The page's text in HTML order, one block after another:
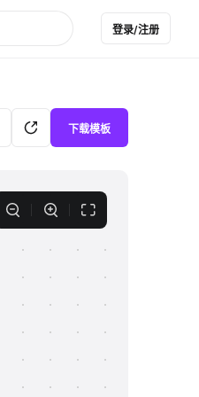
登录/注册
下载模板